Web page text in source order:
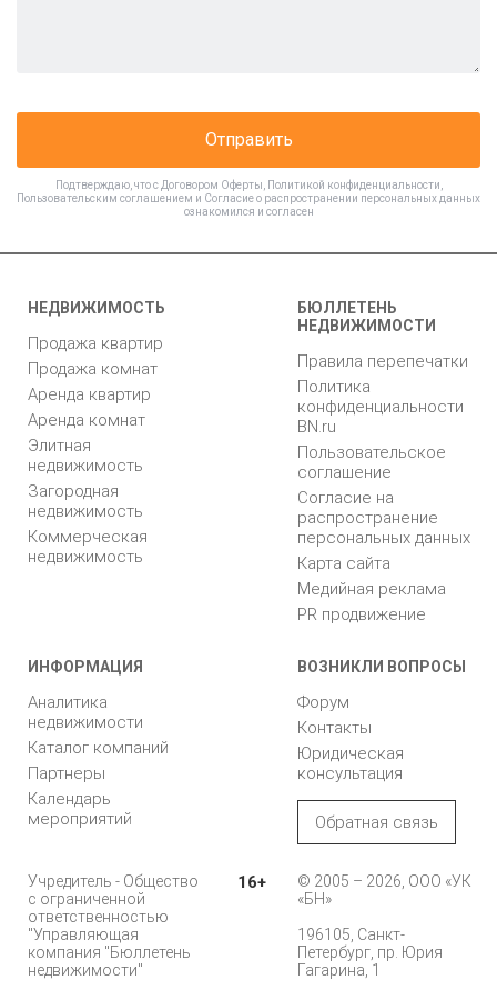
Отправить
Подтверждаю, что с Договором Оферты Политикой конфиденциальности
Пользовательским соглашением и Согласие о распространении персональных данных
ознакомился и согласен
НЕДВИЖИМОСТЬ
Продажа квартир
Продажа комнат
Аренда квартир
Аренда комнат
Элитная
недвижимость
Загородная
недвижимость
Коммерческая
недвижимость
БЮЛЛЕТЕНЬ
НЕДВИЖИМОСТИ
Правила перепечатки
Политика
конфиденциальности
BN.ru
Пользовательское
соглашение
Согласие на
распространение
персональных данных
Карта сайта
Медийная реклама
PR продвижение
ИНФОРМАЦИЯ
Аналитика
недвижимости
Каталог компаний
Партнеры
Календарь
мероприятий
ВОЗНИКЛИ ВОПРОСЫ
Форум
Контакты
Юридическая
консультация
Обратная связь
Учредитель - Общество
с ограниченной
ответственностью
"Управляющая
компания "Бюллетень
недвижимости"
16+
© 2005 – 2026, ООО «УК
«БН»
196105, Санкт-
Петербург, пр. Юрия
Гагарина, 1